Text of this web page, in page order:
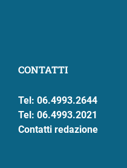
CONTATTI
Tel: 06.4993.2644
Tel: 06.4993.2021
Contatti redazione